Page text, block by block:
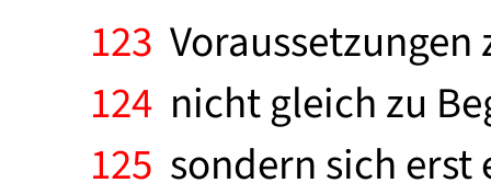
123
124 nicht gleich zu
125 sondern sich